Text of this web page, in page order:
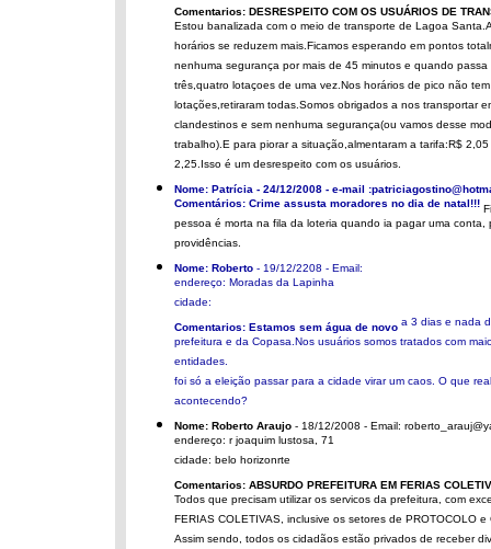
Comentarios: DESRESPEITO COM OS USUÁRIOS DE
Estou banalizada com o meio de transporte de Lagoa
horários se reduzem mais.Ficamos esperando em pontos
nenhuma segurança por mais de 45 minutos e quando
três,quatro lotaçoes de uma vez.Nos horários de pico não
lotações,retiraram todas.Somos obrigados a nos transportar
clandestinos e sem nenhuma segurança(ou vamos desse
trabalho).E para piorar a situação,almentaram a tarifa:R$
2,25.Isso é um desrespeito com os usuários.
Nome: Patrícia - 24/12/2008 - e-mail
Comentários: Crime assusta moradores no dia de natal!!!
pessoa é morta na fila da loteria quando ia pagar uma
providências.
Nome: Roberto - 19/12/2208 - Email:
endereço: Moradas da Lapinha
cidade:
Comentarios: Estamos sem água de novo a 3 dias e nada
prefeitura e da Copasa.Nos usuários somos tratados com
entidades.
foi só a eleição passar para a cidade virar um caos. O que
acontecendo?
Nome: Roberto Araujo - 18/12/2008 - Email:
endereço: r joaquim lustosa, 71
cidade: belo horizonrte
Comentarios: ABSURDO PREFEITURA EM FERIAS
Todos que precisam utilizar os servicos da prefeitura, com
FERIAS COLETIVAS, inclusive os setores de PROTOCOLO e
Assim sendo, todos os cidadãos estão privados de receber